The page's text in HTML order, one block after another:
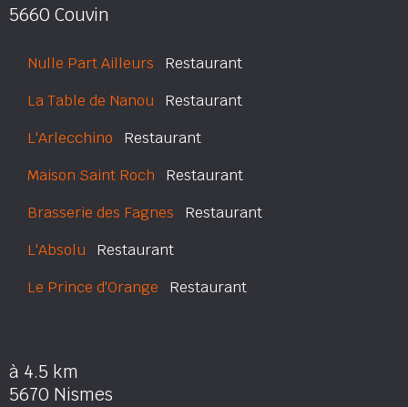
5660 Couvin
Nulle Part Ailleurs Restaurant
La Table de Nanou Restaurant
L'Arlecchino Restaurant
Maison Saint Roch Restaurant
Brasserie des Fagnes Restaurant
L'Absolu Restaurant
Le Prince d'Orange Restaurant
à 4.5 km
5670 Nismes